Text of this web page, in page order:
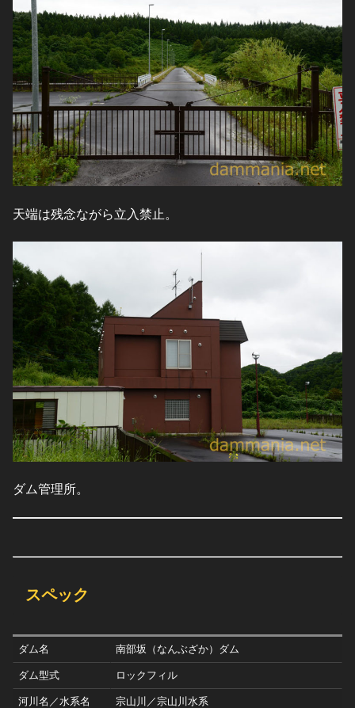
天端は残念ながら立入禁止。
ダム管理所。
スペック
ダム名 南部坂（なんぶざか）ダム
ダム型式 ロックフィル
河川名／水系名 宗山川／宗山川水系